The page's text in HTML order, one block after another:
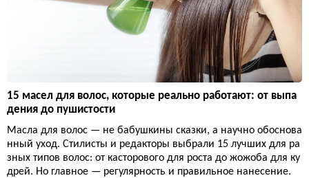
15 масел для волос, которые реально работают: от выпа
дения до пушистости
Масла для волос — не бабушкины сказки, а научно обоснова
нный уход. Стилисты и редакторы выбрали 15 лучших для ра
зных типов волос: от касторового для роста до жожоба для ку
дрей. Но главное — регулярность и правильное нанесение.